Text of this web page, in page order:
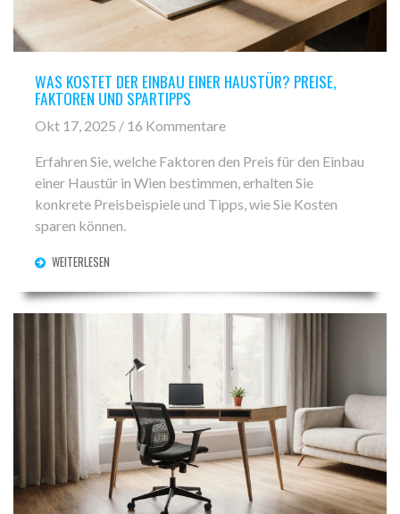
WAS KOSTET DER EINBAU EINER HAUSTÜR? PREISE,
FAKTOREN UND SPARTIPPS
Okt 17, 2025 / 16 Kommentare
Erfahren Sie, welche Faktoren den Preis für den Einbau
einer Haustür in Wien bestimmen, erhalten Sie
konkrete Preisbeispiele und Tipps, wie Sie Kosten
sparen können.
WEITERLESEN